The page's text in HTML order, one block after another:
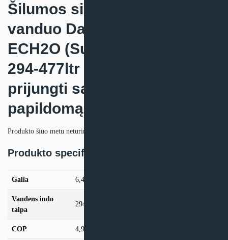
Šilumos siurblys oras –
vanduo Daikin Altherma 3 R
ECH2O (Su integruota talpa
294-477ltr + galimybė
prijungti saulės kolektorius ir
papildomą šildymo šaltinį)
Produkto šiuo metu neturime.
Produkto specifikacija:
Galia 6,41kW, 7.74kW, 9.37kW
Vandens indo
talpa
294 litrų
COP 4,93